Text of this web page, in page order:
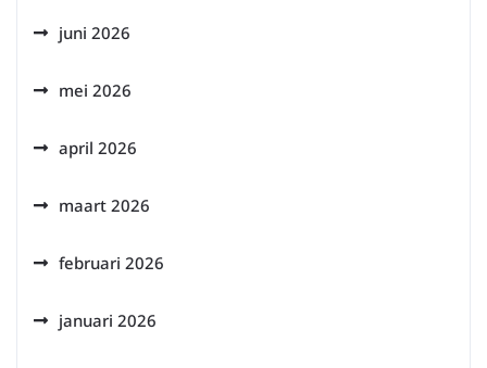
juni 2026
mei 2026
april 2026
maart 2026
februari 2026
januari 2026